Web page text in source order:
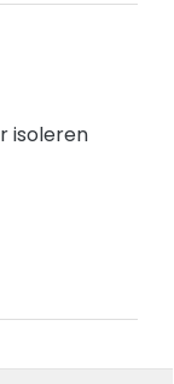
isoleren